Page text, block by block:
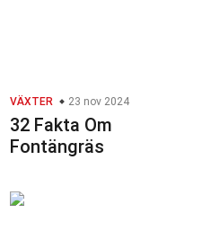
VÄXTER 23 nov 2024
32 Fakta Om
Fontängräs